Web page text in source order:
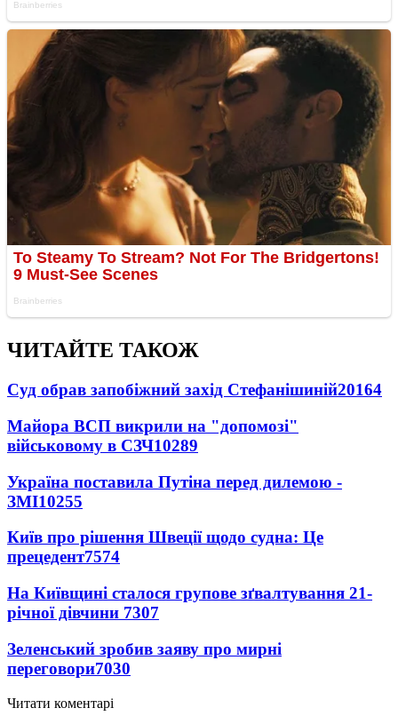
ЧИТАЙТЕ ТАКОЖ
Суд обрав запобіжний захід Стефанішиній20164
Майора ВСП викрили на "допомозі"
військовому в СЗЧ10289
Україна поставила Путіна перед дилемою -
ЗМІ10255
Київ про рішення Швеції щодо судна: Це
прецедент7574
На Київщині сталося групове зґвалтування 21-
річної дівчини 7307
Зеленський зробив заяву про мирні
переговори7030
Читати коментарі